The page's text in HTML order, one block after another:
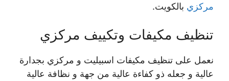
مركزي بالكويت.
تنظيف مكيفات وتكييف مركزي
نعمل على تنظيف مكيفات اسبيليت و مركزي بجدارة
عالية و جعله ذو كفاءة عالية من جهة و نظافة عالية